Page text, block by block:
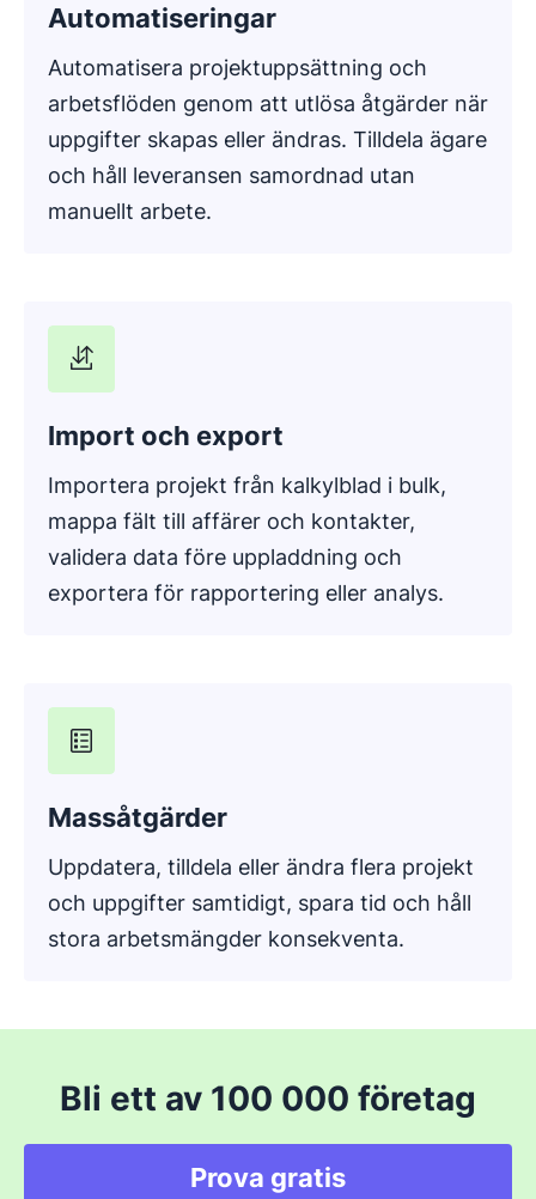
Automatiseringar
Automatisera projektuppsättning och
arbetsflöden genom att utlösa åtgärder när
uppgifter skapas eller ändras. Tilldela ägare
och håll leveransen samordnad utan
manuellt arbete.
Import och export
Importera projekt från kalkylblad i bulk,
mappa fält till affärer och kontakter,
validera data före uppladdning och
exportera för rapportering eller analys.
Massåtgärder
Uppdatera, tilldela eller ändra flera projekt
och uppgifter samtidigt, spara tid och håll
stora arbetsmängder konsekventa.
Bli ett av 100 000 företag
Prova gratis